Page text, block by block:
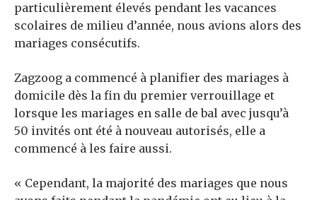
particulièrement élevés pendant les vacances
scolaires de milieu d’année, nous avions alors des
mariages consécutifs.
Zagzoog a commencé à planifier des mariages à
domicile dès la fin du premier verrouillage et
lorsque les mariages en salle de bal avec jusqu’à
50 invités ont été à nouveau autorisés, elle a
commencé à les faire aussi.
« Cependant, la majorité des mariages que nous